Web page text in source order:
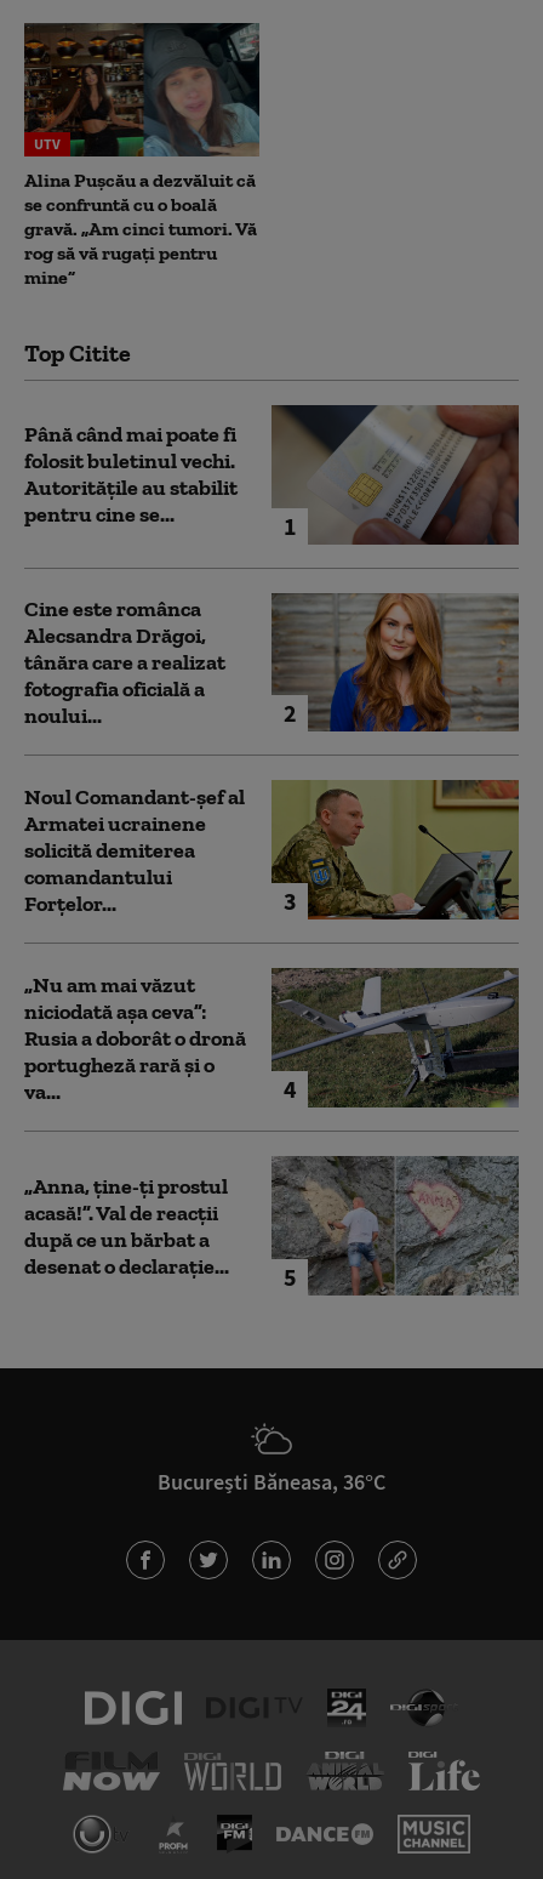
UTV
Alina Pușcău a dezvăluit că
se confruntă cu o boală
gravă. „Am cinci tumori. Vă
rog să vă rugați pentru
mine”
Top Citite
1
Până când mai poate fi
folosit buletinul vechi.
Autoritățile au stabilit
pentru cine se...
2
Cine este românca
Alecsandra Drăgoi,
tânăra care a realizat
fotografia oficială a
noului...
3
Noul Comandant-șef al
Armatei ucrainene
solicită demiterea
comandantului
Forțelor...
4
„Nu am mai văzut
niciodată așa ceva”:
Rusia a doborât o dronă
portugheză rară și o
va...
5
„Anna, ţine-ţi prostul
acasă!”. Val de reacții
după ce un bărbat a
desenat o declarație...
București Băneasa, 36°C